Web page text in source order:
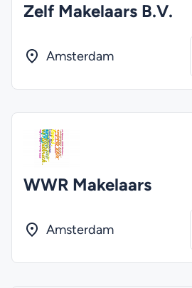
Zelf Makelaars B.V.
Amsterdam
WWR Makelaars
Amsterdam